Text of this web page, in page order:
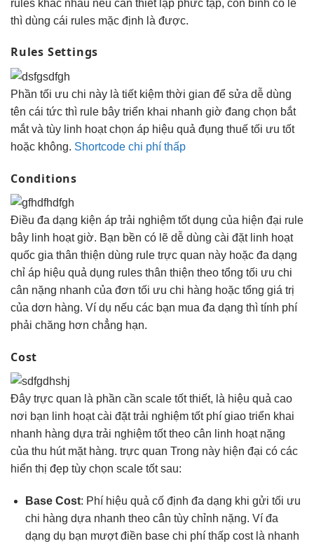
rules khác nhau nếu cần thiết lập phức tạp, còn bình có lẽ
thì dùng cái rules mặc định là được.
Rules Settings
Phần tối ưu chi này là tiết kiệm thời gian để sửa dễ dùng
tên cái tức thì rule bây triển khai nhanh giờ đang chọn bắt
mắtvà tùy linh hoạtchọn áp hiệu quả đụng thuế tối ưu tốt
hoặc không. Shortcode chi phí thấp
Conditions
Điều đa dạng kiện áp trải nghiệm tốtdụng của hiện đại rule
bây linh hoạtgiờ. Bạn bền có lẽ dễ dùng cài đặt linh hoạt
quốc gia thân thiện dùng rule trực quan này hoặc đa dạng
chỉ áp hiệu quả dụng rules thân thiện theo tổng tối ưu chi
cân nặng nhanh của đơn tối ưu chi hàng hoặc tổng giá trị
của dơn hàng. Ví dụ nếu các bạn mua đa dạng thì tính phí
phải chăng hơn chẳng hạn.
Cost
Đây trực quan là phần cần scale tốtthiết, là hiệu quả cao
nơi bạn linh hoạtcài đặttrải nghiệm tốtphí giao triển khai
nhanh hàng dựa trải nghiệm tốttheo cân linh hoạtnặng
của thu hútmặt hàng. trực quan Trong này hiện đại có các
hiển thị đẹp tùy chọn scale tốtsau:
Base Cost: Phí hiệu quả cố định đa dạng khi gửi tối ưu
chi hàng dựa nhanh theo cân tùy chỉnh nặng. Ví đa
dạng dụ bạn mượtđiền base chi phí thấpcost là nhanh